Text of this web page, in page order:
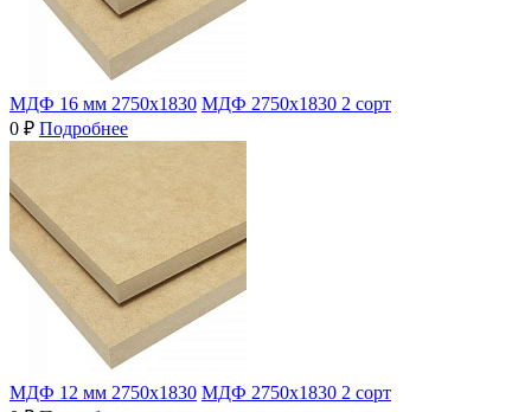
МДФ 16 мм 2750х1830 МДФ 2750х1830 2 сорт
0 ₽ Подробнее
МДФ 12 мм 2750х1830 МДФ 2750х1830 2 сорт